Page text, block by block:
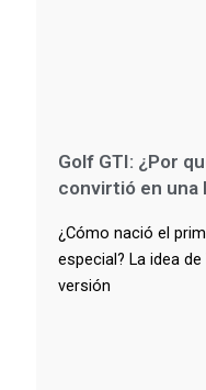
Golf GTI: ¿Por
convirtió en una
¿Cómo nació el
especial? La idea
versión